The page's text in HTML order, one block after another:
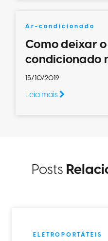
Ar-condicionado
Como deixar
condicionado
15/10/2019
Leia mais
Posts
ELETROPORTÁTEIS